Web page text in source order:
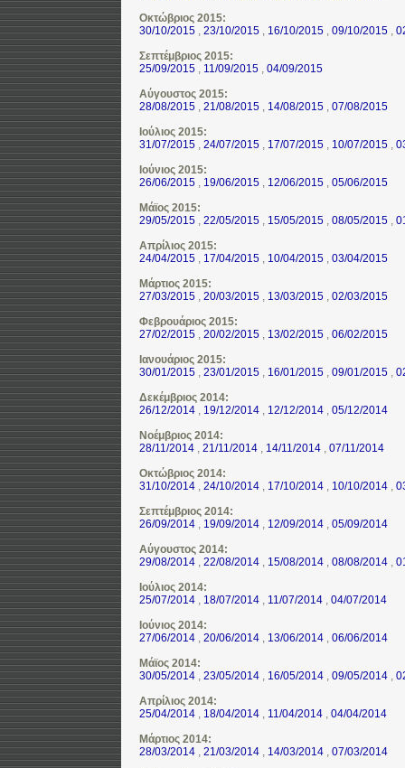
Οκτώβριος 2015:
30/10/2015 , 23/10/2015 , 16/10/2015 , 09/10/2015 ,
Σεπτέμβριος 2015:
25/09/2015 , 11/09/2015 , 04/09/2015
Αύγουστος 2015:
28/08/2015 , 21/08/2015 , 14/08/2015 , 07/08/2015
Ιούλιος 2015:
31/07/2015 , 24/07/2015 , 17/07/2015 , 10/07/2015 ,
Ιούνιος 2015:
26/06/2015 , 19/06/2015 , 12/06/2015 , 05/06/2015
Μάϊος 2015:
29/05/2015 , 22/05/2015 , 15/05/2015 , 08/05/2015 ,
Απρίλιος 2015:
24/04/2015 , 17/04/2015 , 10/04/2015 , 03/04/2015
Μάρτιος 2015:
27/03/2015 , 20/03/2015 , 13/03/2015 , 02/03/2015
Φεβρουάριος 2015:
27/02/2015 , 20/02/2015 , 13/02/2015 , 06/02/2015
Ιανουάριος 2015:
30/01/2015 , 23/01/2015 , 16/01/2015 , 09/01/2015 ,
Δεκέμβριος 2014:
26/12/2014 , 19/12/2014 , 12/12/2014 , 05/12/2014
Νοέμβριος 2014:
28/11/2014 , 21/11/2014 , 14/11/2014 , 07/11/2014
Οκτώβριος 2014:
31/10/2014 , 24/10/2014 , 17/10/2014 , 10/10/2014 ,
Σεπτέμβριος 2014:
26/09/2014 , 19/09/2014 , 12/09/2014 , 05/09/2014
Αύγουστος 2014:
29/08/2014 , 22/08/2014 , 15/08/2014 , 08/08/2014 ,
Ιούλιος 2014:
25/07/2014 , 18/07/2014 , 11/07/2014 , 04/07/2014
Ιούνιος 2014:
27/06/2014 , 20/06/2014 , 13/06/2014 , 06/06/2014
Μάϊος 2014:
30/05/2014 , 23/05/2014 , 16/05/2014 , 09/05/2014 ,
Απρίλιος 2014:
25/04/2014 , 18/04/2014 , 11/04/2014 , 04/04/2014
Μάρτιος 2014:
28/03/2014 , 21/03/2014 , 14/03/2014 , 07/03/2014